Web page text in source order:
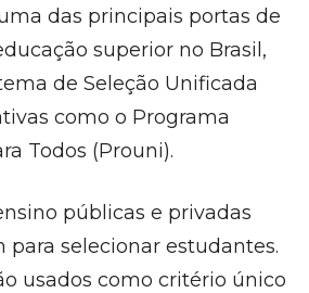
das principais portas de
superior no Brasil,
de Seleção Unificada
como o Programa
Todos (Prouni).
públicas e privadas
para selecionar estudantes.
usados como critério único